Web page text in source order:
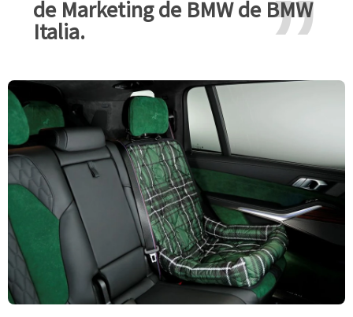
de Marketing de BMW de BMW
Italia.